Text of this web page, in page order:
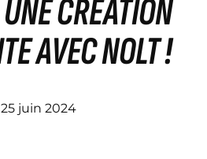
CRÉATION
AVEC NOLT !
25 juin 2024